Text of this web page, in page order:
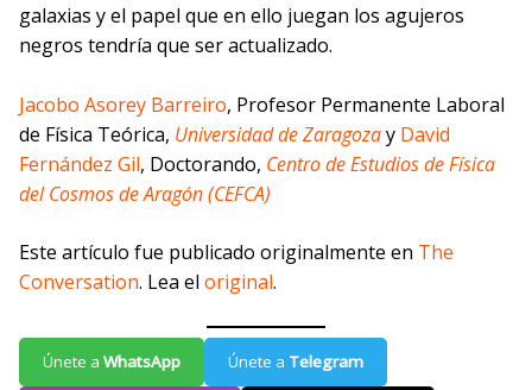
galaxias y el papel que en ello juegan los agujeros
negros tendría que ser actualizado.
Jacobo Asorey Barreiro, Profesor Permanente Laboral
de Física Teórica, Universidad de Zaragozay David
Fernández Gil, Doctorando, Centro de Estudios de Física
del Cosmos de Aragón (CEFCA)
Este artículo fue publicado originalmente en The
Conversation. Lea el original.
Únete a WhatsApp Únete a Telegram